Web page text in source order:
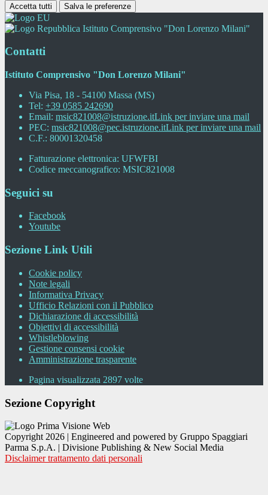
Accetta tutti Salva le preferenze
Istituto Comprensivo "Don Lorenzo Milani"
Contatti
Istituto Comprensivo "Don Lorenzo Milani"
Via Pisa, 18 - 54100 Massa (MS)
Tel: +39 0585 242690
Email: msic821008@istruzione.itLink per inviare una mail
PEC: msic821008@pec.istruzione.itLink per inviare una mail
C.F.: 80001320458
Fatturazione elettronica: UFWFBI
Codice meccanografico: MSIC821008
Seguici su
Facebook
Youtube
Sezione Link Utili
Cookie policy
Note legali
Informativa Privacy
Ufficio Relazioni con il Pubblico
Dichiarazione di accessibilità
Obiettivi di accessibilità
Whistleblowing
Gestione consensi cookie
Amministrazione trasparente
Pagina visualizzata 2897 volte
Sezione Copyright
Copyright 2026 | Engineered and powered by Gruppo Spaggiari
Parma S.p.A. | Divisione Publishing & New Social Media
Disclaimer trattamento dati personali